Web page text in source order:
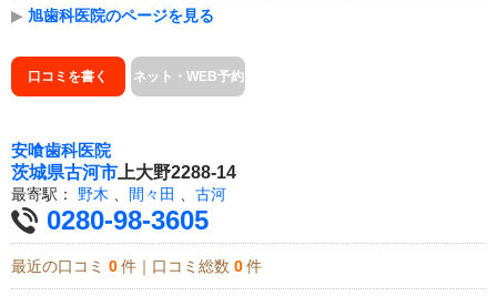
▶ 旭歯科医院のページを見る
口コミを書く ネット・WEB予約
安喰歯科医院
茨城県古河市 上大野2288-14
最寄駅： 野木 、 間々田 、 古河
0280-98-3605
最近の口コミ 0 件｜口コミ総数 0 件